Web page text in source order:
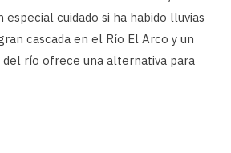
especial cuidado si ha habido lluvias
cascada en el Río El Arco y un
río ofrece una alternativa para